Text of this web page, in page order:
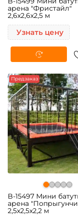
арена "Фристайл"
2,6x2,6x2,5 м
Узнать цену
Предзаказ
B-15497 Мини
арена
2,5x2,5x2,2 м